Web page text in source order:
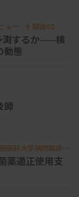
わくすること
最後には業界
流れをつくって
ュー # 輸血02
測するか——検
動態
師
科大学病院臨床検
薬適正使用支